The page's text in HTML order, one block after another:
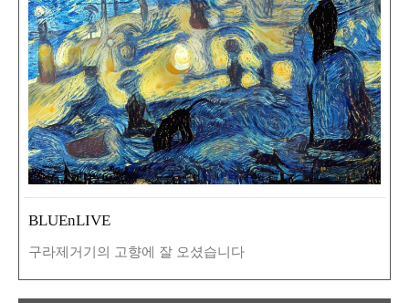
BLUEnLIVE
구라제거기의 고향에 잘 오셨습니다